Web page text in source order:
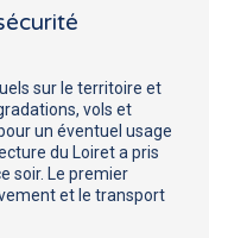
sur le territoire et
vols et
un éventuel usage
du Loiret a pris
soir. Le premier
et le transport